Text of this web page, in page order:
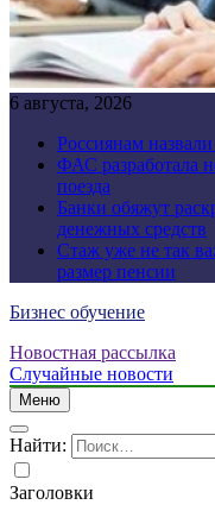
6 августа, 2026
Россиянам
ФАС разработала
поезда
Банки обяжут
денежных средств
Стаж уже не так
размер пенсии
Бизнес обучение
Новостная рассылка
Случайные новости
Меню
Найти:
Заголовки